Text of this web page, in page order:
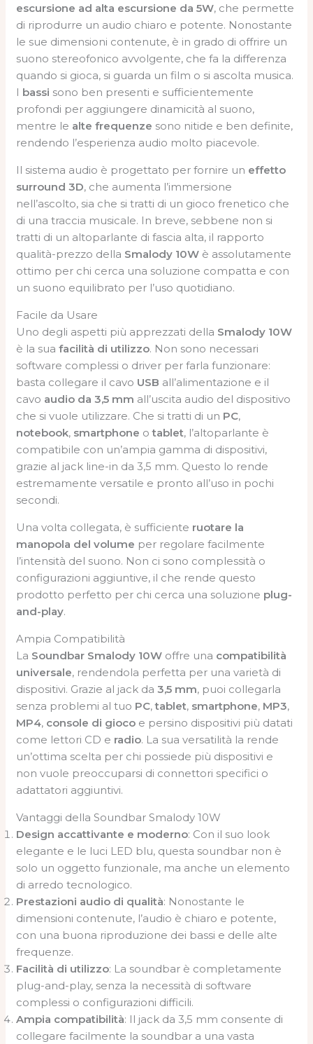
escursione ad alta escursione da 5W, che permette
di riprodurre un audio chiaro e potente. Nonostante
le sue dimensioni contenute, è in grado di offrire un
suono stereofonico avvolgente, che fa la differenza
quando si gioca, si guarda un film o si ascolta musica.
I bassi sono ben presenti e sufficientemente
profondi per aggiungere dinamicità al suono,
mentre le alte frequenze sono nitide e ben definite,
rendendo l’esperienza audio molto piacevole.
Il sistema audio è progettato per fornire un effetto
surround 3D, che aumenta l’immersione
nell’ascolto, sia che si tratti di un gioco frenetico che
di una traccia musicale. In breve, sebbene non si
tratti di un altoparlante di fascia alta, il rapporto
qualità-prezzo della Smalody 10W è assolutamente
ottimo per chi cerca una soluzione compatta e con
un suono equilibrato per l’uso quotidiano.
Facile da Usare
Uno degli aspetti più apprezzati della Smalody 10W
è la suafacilità di utilizzo. Non sono necessari
software complessi o driver per farla funzionare:
basta collegare il cavo USB all’alimentazione e il
cavo audio da 3,5 mm all’uscita audio del dispositivo
che si vuole utilizzare. Che si tratti di un PC,
notebook, smartphone otablet, l’altoparlante è
compatibile con un’ampia gamma di dispositivi,
grazie al jack line-in da 3,5 mm. Questo lo rende
estremamente versatile e pronto all’uso in pochi
secondi.
Una volta collegata, è sufficiente ruotare la
manopola del volume per regolare facilmente
l’intensità del suono. Non ci sono complessità o
configurazioni aggiuntive, il che rende questo
prodotto perfetto per chi cerca una soluzione plug-
and-play.
Ampia Compatibilità
La Soundbar Smalody 10W offre una compatibilità
universale, rendendola perfetta per una varietà di
dispositivi. Grazie al jack da3,5 mm, puoi collegarla
senza problemi al tuo PC,tablet, smartphone, MP3,
MP4, console di gioco e persino dispositivi più datati
come lettori CD e radio. La sua versatilità la rende
un’ottima scelta per chi possiede più dispositivi e
non vuole preoccuparsi di connettori specifici o
adattatori aggiuntivi.
Vantaggi della Soundbar Smalody 10W
Design accattivante e moderno: Con il suo look
elegante e le luci LED blu, questa soundbar non è
solo un oggetto funzionale, ma anche un elemento
di arredo tecnologico.
Prestazioni audio di qualità: Nonostante le
dimensioni contenute, l’audio è chiaro e potente,
con una buona riproduzione dei bassi e delle alte
frequenze.
Facilità di utilizzo: La soundbar è completamente
plug-and-play, senza la necessità di software
complessi o configurazioni difficili.
Ampia compatibilità: Il jack da 3,5 mm consente di
collegare facilmente la soundbar a una vasta